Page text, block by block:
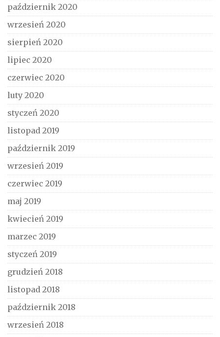
październik 2020
wrzesień 2020
sierpień 2020
lipiec 2020
czerwiec 2020
luty 2020
styczeń 2020
listopad 2019
październik 2019
wrzesień 2019
czerwiec 2019
maj 2019
kwiecień 2019
marzec 2019
styczeń 2019
grudzień 2018
listopad 2018
październik 2018
wrzesień 2018